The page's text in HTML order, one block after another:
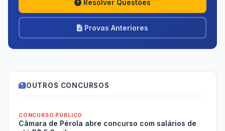
Resolver Questões
Provas Anteriores
OUTROS CONCURSOS
CONCURSO PÚBLICO
Câmara de Pérola abre concurso com salários de